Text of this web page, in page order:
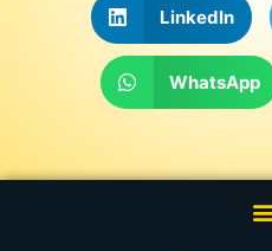
LinkedIn
WhatsApp